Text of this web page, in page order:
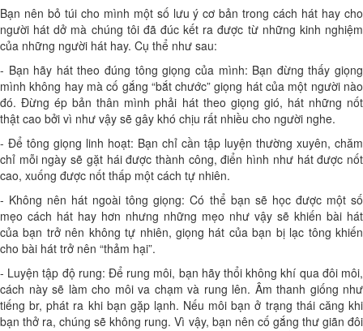
Bạn nên bỏ túi cho mình một số lưu ý cơ bản trong cách hát hay cho
người hát dở mà chúng tôi đã đúc kết ra được từ những kinh nghiệm
của những người hát hay. Cụ thể như sau:
- Bạn hãy hát theo đúng tông giọng của mình: Bạn đừng thấy giọng
mình không hay mà cố gắng “bắt chước” giọng hát của một người nào
đó. Đừng ép bản thân mình phải hát theo giọng gió, hát những nốt
thật cao bởi vì như vậy sẽ gây khó chịu rất nhiều cho người nghe.
- Để tông giọng linh hoạt: Bạn chỉ cần tập luyện thường xuyên, chăm
chỉ mỗi ngày sẽ gặt hái được thành công, điển hình như hát được nốt
cao, xuống được nốt thấp một cách tự nhiên.
- Không nên hát ngoài tông giọng: Có thể bạn sẽ học được một số
mẹo cách hát hay hơn nhưng những mẹo như vậy sẽ khiến bài hát
của bạn trở nên không tự nhiên, giọng hát của bạn bị lạc tông khiến
cho bài hát trở nên “thảm hại”.
- Luyện tập độ rung: Để rung môi, bạn hãy thổi không khí qua đôi môi,
cách này sẽ làm cho môi va chạm và rung lên. Âm thanh giống như
tiếng br, phát ra khi bạn gặp lạnh. Nếu môi bạn ở trạng thái căng khi
bạn thở ra, chúng sẽ không rung. Vì vậy, bạn nên cố gắng thư giãn đôi